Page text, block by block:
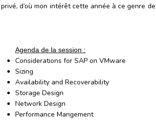
d’où mon intérêt cette année à ce genre de
Agenda de la session :
Considerations for SAP on VMware
Sizing
Availability and Recoverability
Storage Design
Network Design
Performance Mangement